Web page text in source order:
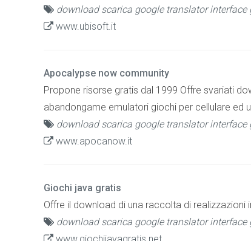
download scarica google translator interface
www.ubisoft.it
Apocalypse now community
Propone risorse gratis dal 1999 Offre svariati
abandongame emulatori giochi per cellulare ed
download scarica google translator interface
www.apocanow.it
Giochi java gratis
Offre il download di una raccolta di realizzazioni
download scarica google translator interface